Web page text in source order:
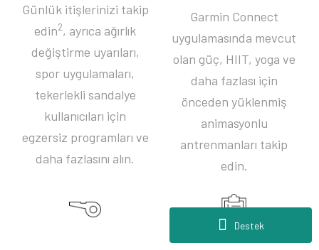
Destek
Günlük itişlerinizi takip
edin2, ayrıca ağırlık
değiştirme uyarıları,
spor uygulamaları,
tekerlekli sandalye
kullanıcıları için
egzersiz programları ve
daha fazlasını alın.
Garmin Connect
uygulamasında mevcut
olan güç, HIIT, yoga ve
daha fazlası için
önceden yüklenmiş
animasyonlu
antrenmanları takip
edin.